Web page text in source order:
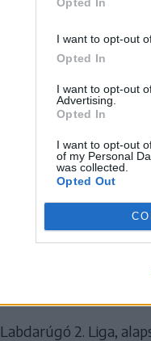
I want to opt-out
Opted In
I want to opt-out
Advertising.
Opted In
I want to opt-out
of my Personal
was collected.
Opted Out
A döntetlen ellenére a
Labdarúgó 2. Liga,